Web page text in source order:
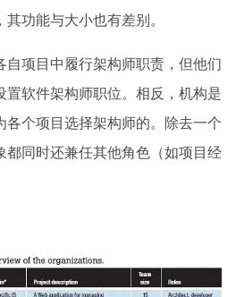
功能与大小也有差别。
自项目中履行架构师职责，但他们
置软件架构师职位。相反，机构是
各个项目选择架构师的。除去一个
都同时还兼任其他角色（如项目经